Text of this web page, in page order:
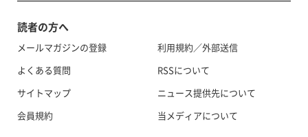
読者の方へ
メールマガジンの登録
よくある質問
サイトマップ
会員規約
利用規約／外部送信
RSSについて
ニュース提供先について
当メディアについて